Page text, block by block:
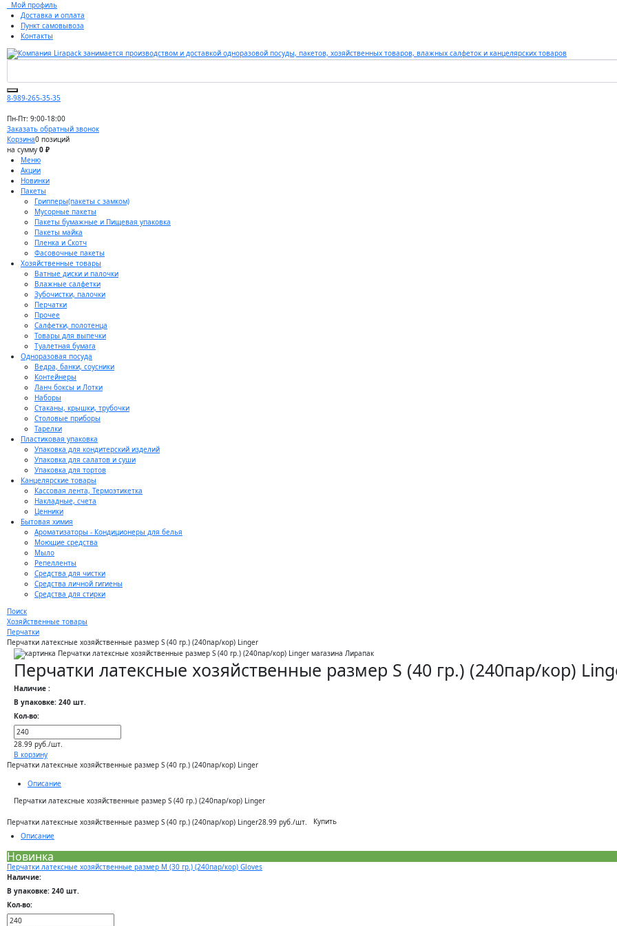
Мой профиль
Доставка и оплата
Пункт самовывоза
Контакты
8-989-265-35-35
Пн-Пт: 9:00-18:00
Заказать обратный звонок
Корзина0 позиций
на сумму 0 ₽
Меню
Акции
Новинки
Пакеты
Грипперы(пакеты с замком)
Мусорные пакеты
Пакеты бумажные и Пищевая упаковка
Пакеты майка
Пленка и Скотч
Фасовочные пакеты
Хозяйственные товары
Ватные диски и палочки
Влажные салфетки
Зубочистки, палочки
Перчатки
Прочее
Салфетки, полотенца
Товары для выпечки
Туалетная бумага
Одноразовая посуда
Ведра, банки, соусники
Контейнеры
Ланч боксы и Лотки
Наборы
Стаканы, крышки, трубочки
Столовые приборы
Тарелки
Пластиковая упаковка
Упаковка для кондитерский изделий
Упаковка для салатов и суши
Упаковка для тортов
Канцелярские товары
Кассовая лента, Термоэтикетка
Накладные, счета
Ценники
Бытовая химия
Ароматизаторы - Кондиционеры для белья
Моющие средства
Мыло
Репелленты
Средства для чистки
Средства личной гигиены
Средства для стирки
Поиск
Хозяйственные товары
Перчатки
Перчатки латексные хозяйственные размер S (40 гр.) (240пар/кор) Linger
Перчатки латексные хозяйственные размер S (40 гр.) (240пар/кор)
Наличие :
В упаковке: 240 шт.
Кол-во:
28.99 руб./шт.
В корзину
Перчатки латексные хозяйственные размер S (40 гр.) (240пар/кор) Linger
Описание
Перчатки латексные хозяйственные размер S (40 гр.) (240пар/кор) Linger
Перчатки латексные хозяйственные размер S (40 гр.) (240пар/кор) Linger28.99 руб./шт.
Купить
Описание
Новинка
Перчатки латексные хозяйственные размер M (30 гр.) (240пар/кор) Gloves
Наличие:
В упаковке: 240 шт.
Кол-во: